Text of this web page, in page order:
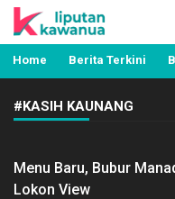
Liputan Kawanua
Berita Manado,
Pemerintahan,
Home Berita Terkini
#KASIH KAUNANG
Menu Baru, Bubur
Lokon View